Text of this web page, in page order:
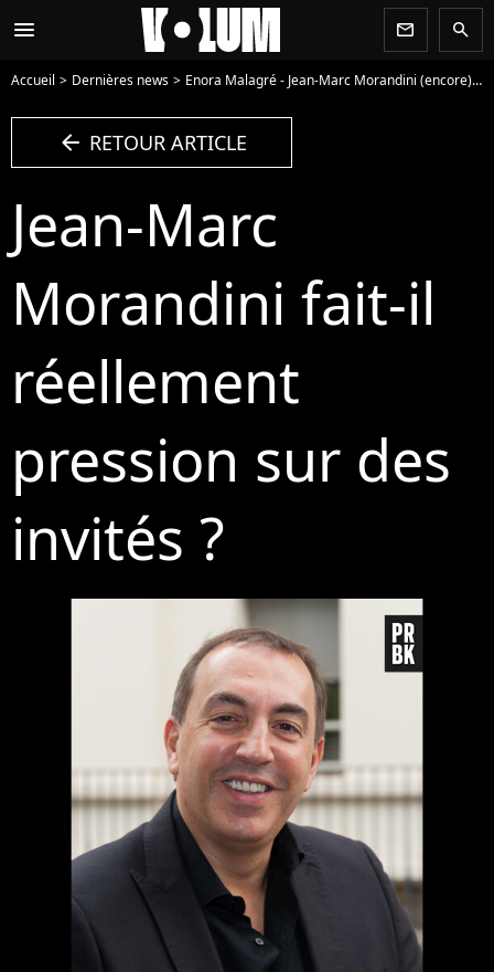
menu newsletter search
Accueil Dernières news Enora Malagré - Jean-Marc Morandini (encore) taclé : "il menace un peu ceux qui veulent venir dans TPMP"
arrow_left RETOUR ARTICLE
Jean-Marc
Morandini fait-il
réellement
pression sur des
invités ?